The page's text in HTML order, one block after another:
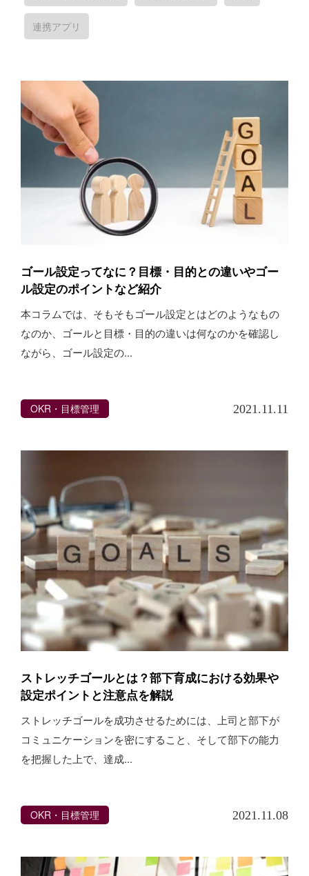
連携アプリ
ゴール設定ってなに？目標・目的との違いやゴー
ル設定のポイントなど紹介
本コラムでは、そもそもゴール設定とはどのようなもの
なのか、ゴールと目標・目的の違いは何なのかを確認し
ながら、ゴール設定の...
OKR・目標管理 2021.11.11
ストレッチゴールとは？部下育成における効果や
設定ポイントと注意点を解説
ストレッチゴールを成功させるためには、上司と部下が
コミュニケーションを密にすること、そして部下の能力
を把握した上で、達成...
OKR・目標管理 2021.11.08